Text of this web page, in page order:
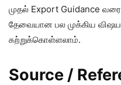
முதல் Export Guidance
தேவையான பல முக்கிய
கற்றுக்கொள்ளலாம்.
Source /